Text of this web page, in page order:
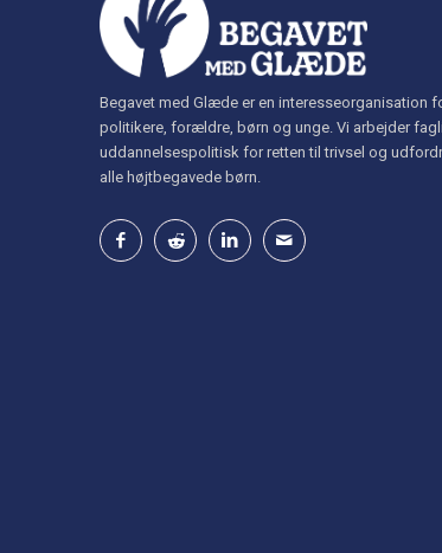
Begavet med Glæde er en interesseorganisation
politikere, forældre, børn og unge. Vi arbejder
uddannelsespolitisk for retten til trivsel og
alle højtbegavede børn.